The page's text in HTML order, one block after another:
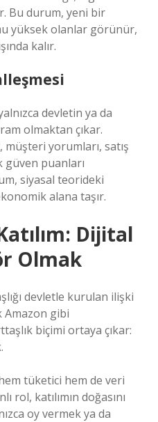
Bu durum, yeni bir
yüksek olanlar görünür,
kalır.
devletin ya da
olmaktan çıkar.
yorumları, satış
puanları
siyasal teorideki
alana taşır.
Dijital
Olmak
devletle kurulan ilişki
Amazon gibi
biçimi ortaya çıkar:
tüketici hem de veri
rol, katılımın doğasını
oy vermek ya da